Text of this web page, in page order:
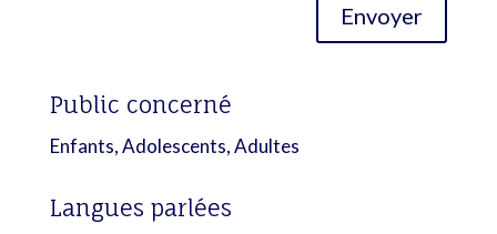
Envoyer
Public concerné
Enfants, Adolescents, Adultes
Langues parlées